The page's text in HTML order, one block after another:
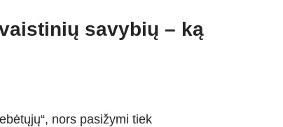
savybių – ką
nors pasižymi tiek